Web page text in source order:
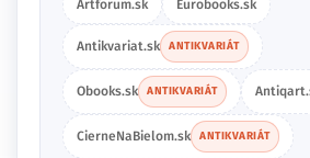
Artforum.sk Eurobooks.sk
Antikvariat.sk ANTIKVARIÁT
Obooks.sk ANTIKVARIÁT
CierneNaBielom.sk ANTIKVARIÁT